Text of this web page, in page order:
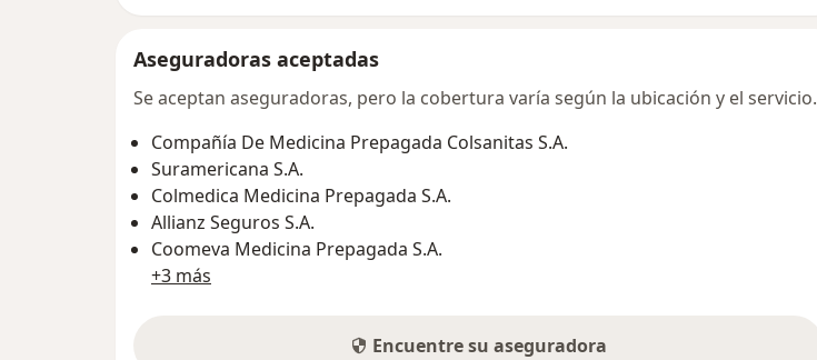
Aseguradoras aceptadas
Se aceptan aseguradoras, pero la cobertura varía según la ubicación y el servicio.
Compañía De Medicina Prepagada Colsanitas S.A.
Suramericana S.A.
Colmedica Medicina Prepagada S.A.
Allianz Seguros S.A.
Coomeva Medicina Prepagada S.A.
+3 más
Encuentre su aseguradora